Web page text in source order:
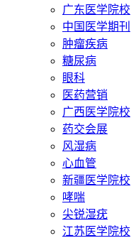
广东医学院校
中国医学期刊
肿瘤疾病
糖尿病
眼科
医药营销
广西医学院校
药交会展
风湿病
心血管
新疆医学院校
哮喘
尖锐湿疣
江苏医学院校